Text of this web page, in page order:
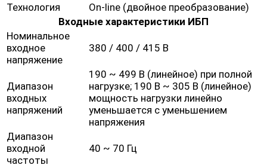
Технология
On-line (двойное преобразование)
Входные характеристики ИБП
Номинальное
входное
напряжение
380 / 400 / 415 В
Диапазон
входных
напряжений
190 ~ 499 В (линейное) при полной
нагрузке; 190 В ~ 305 В (линейное)
мощность нагрузки линейно
уменьшается с уменьшением
напряжения
Диапазон
входной
частоты
40 ~ 70 Гц